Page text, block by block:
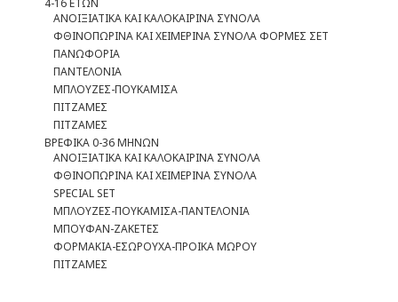
4-16 ΕΤΩΝ
ΑΝΟΙΞΙΑΤΙΚΑ ΚΑΙ ΚΑΛΟΚΑΙΡΙΝΑ ΣΥΝΟΛΑ
ΦΘΙΝΟΠΩΡΙΝΑ ΚΑΙ ΧΕΙΜΕΡΙΝΑ ΣΥΝΟΛΑ ΦΟΡΜΕΣ ΣΕΤ
ΠΑΝΩΦΟΡΙΑ
ΠΑΝΤΕΛΟΝΙΑ
ΜΠΛΟΥΖΕΣ-ΠΟΥΚΑΜΙΣΑ
ΠΙΤΖΑΜΕΣ
ΠΙΤΖΑΜΕΣ
ΒΡΕΦΙΚΑ 0-36 ΜΗΝΩΝ
ΑΝΟΙΞΙΑΤΙΚΑ ΚΑΙ ΚΑΛΟΚΑΙΡΙΝΑ ΣΥΝΟΛΑ
ΦΘΙΝΟΠΩΡΙΝΑ ΚΑΙ ΧΕΙΜΕΡΙΝΑ ΣΥΝΟΛΑ
SPECIAL SET
ΜΠΛΟΥΖΕΣ-ΠΟΥΚΑΜΙΣΑ-ΠΑΝΤΕΛΟΝΙΑ
ΜΠΟΥΦΑΝ-ΖΑΚΕΤΕΣ
ΦΟΡΜΑΚΙΑ-ΕΣΩΡΟΥΧΑ-ΠΡΟΙΚΑ ΜΩΡΟΥ
ΠΙΤΖΑΜΕΣ